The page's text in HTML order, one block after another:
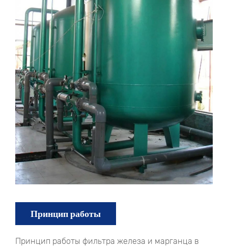
Принцип работы
Принцип работы фильтра железа и марганца в